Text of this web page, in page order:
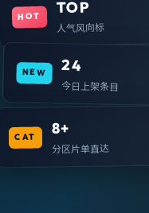
HOT TOP
人气风向标
NEW 24
今日上架条目
CAT 8+
分区片单直达